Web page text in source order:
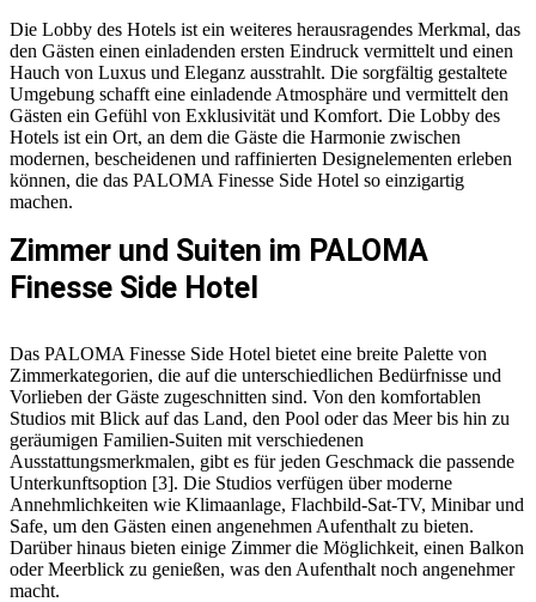
Die Lobby des Hotels ist ein weiteres herausragendes Merkmal, das
den Gästen einen einladenden ersten Eindruck vermittelt und einen
Hauch von Luxus und Eleganz ausstrahlt. Die sorgfältig gestaltete
Umgebung schafft eine einladende Atmosphäre und vermittelt den
Gästen ein Gefühl von Exklusivität und Komfort. Die Lobby des
Hotels ist ein Ort, an dem die Gäste die Harmonie zwischen
modernen, bescheidenen und raffinierten Designelementen erleben
können, die das PALOMA Finesse Side Hotel so einzigartig
machen.
Zimmer und Suiten im PALOMA
Finesse Side Hotel
Das PALOMA Finesse Side Hotel bietet eine breite Palette von
Zimmerkategorien, die auf die unterschiedlichen Bedürfnisse und
Vorlieben der Gäste zugeschnitten sind. Von den komfortablen
Studios mit Blick auf das Land, den Pool oder das Meer bis hin zu
geräumigen Familien-Suiten mit verschiedenen
Ausstattungsmerkmalen, gibt es für jeden Geschmack die passende
Unterkunftsoption [3]. Die Studios verfügen über moderne
Annehmlichkeiten wie Klimaanlage, Flachbild-Sat-TV, Minibar und
Safe, um den Gästen einen angenehmen Aufenthalt zu bieten.
Darüber hinaus bieten einige Zimmer die Möglichkeit, einen Balkon
oder Meerblick zu genießen, was den Aufenthalt noch angenehmer
macht.